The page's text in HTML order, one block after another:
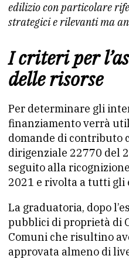
edilizio con particolare
strategici e rilevanti ma
I criteri per
delle risorse
Per determinare gli
finanziamento verrà
domande di contributo
dirigenziale 22770 del
seguito alla
2021 e rivolta a tutti gli
La graduatoria, dopo
pubblici di proprietà di
Comuni che risultino
approvata almeno di